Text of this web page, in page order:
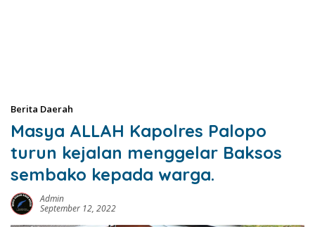
Berita Daerah
Masya ALLAH Kapolres Palopo
turun kejalan menggelar Baksos
sembako kepada warga.
Admin
September 12, 2022